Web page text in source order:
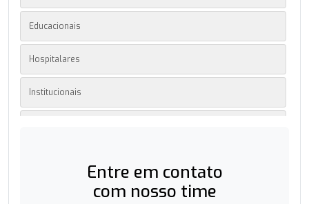
Educacionais
Hospitalares
Institucionais
Entre em contato
com nosso time